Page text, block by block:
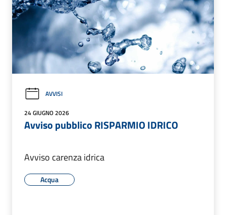
AVVISI
24 GIUGNO 2026
Avviso pubblico RISPARMIO IDRICO
Avviso carenza idrica
Acqua